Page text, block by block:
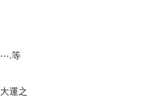
⋯.等
運之